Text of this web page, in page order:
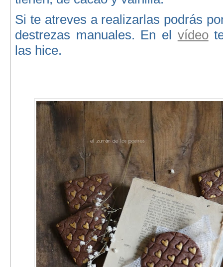
Si te atreves a realizarlas podrás
destrezas manuales. En el vídeo
las hice.